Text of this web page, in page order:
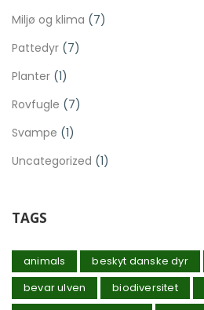
Miljø og klima (7)
Pattedyr (7)
Planter (1)
Rovfugle (7)
Svampe (1)
Uncategorized (1)
TAGS
animals beskyt danske dyr
bevar ulven
biodiversitet